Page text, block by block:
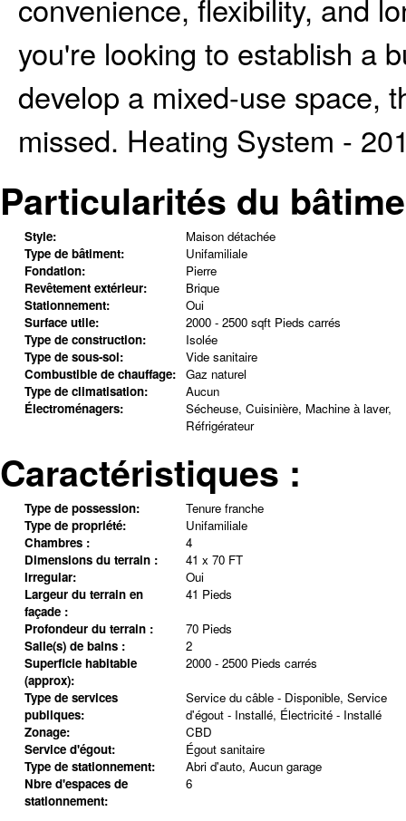
convenience, flexibility, and
you're looking to establish a
develop a mixed-use space,
missed. Heating System -
Particularités du
Style:
Maison détachée
Type de bâtiment:
Unifamiliale
Fondation:
Pierre
Revêtement extérieur:
Brique
Stationnement:
Oui
Surface utile:
2000 - 2500 sqft Pieds carrés
Type de construction:
Isolée
Type de sous-sol:
Vide sanitaire
Combustible de chauffage: Gaz naturel
Type de climatisation:
Aucun
Électroménagers:
Sécheuse, Cuisinière, Machine à laver,
Réfrigérateur
Caractéristiques :
Type de possession:
Tenure franche
Type de propriété:
Unifamiliale
Chambres :
4
Dimensions du terrain :
41 x 70 FT
Irregular:
Oui
Largeur du terrain en
façade :
41 Pieds
Profondeur du terrain :
70 Pieds
Salle(s) de bains :
2
Superficie habitable
(approx):
2000 - 2500 Pieds carrés
Type de services
publiques:
Service du câble - Disponible, Service
d'égout - Installé, Électricité - Installé
Zonage:
CBD
Service d'égout:
Égout sanitaire
Type de stationnement:
Abri d'auto, Aucun garage
Nbre d'espaces de
stationnement:
6